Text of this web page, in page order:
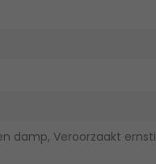
damp, Veroorzaakt